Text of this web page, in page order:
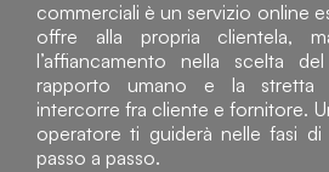
commerciali è un servizio online
offre alla propria clientela,
l’affiancamento nella scelta
rapporto umano e la stretta
intercorre fra cliente e fornitore.
operatore ti guiderà nelle fasi
passo a passo.